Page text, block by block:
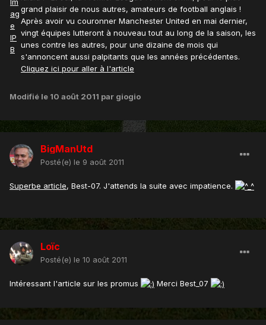
grand plaisir de nous autres, amateurs de football anglais !
Après avoir vu couronner Manchester United en mai dernier,
vingt équipes lutteront à nouveau tout au long de la saison, les
unes contre les autres, pour une dizaine de mois qui
s'annoncent aussi palpitants que les années précédentes.
Cliquez ici pour aller à l'article
Modifié le 10 août 2011 par giogio
BigManUtd
Posté(e) le 9 août 2011
Superbe article, Best-07. J'attends la suite avec impatience.
Loïc
Posté(e) le 10 août 2011
Intéressant l'article sur les promus Merci Best_07